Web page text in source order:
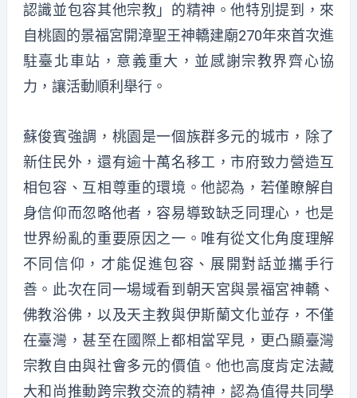
認識並包容其他宗教」的精神。他特別提到，來
自桃園的景福宮開漳聖王神轎建廟270年來首次進
駐臺北車站，意義重大，並感謝宗教界齊心協
力，讓活動順利舉行。
蘇俊賓強調，桃園是一個族群多元的城市，除了
新住民外，還有逾十萬名移工，市府致力營造互
相包容、互相尊重的環境。他認為，若僅瞭解自
身信仰而忽略他者，容易導致缺乏同理心，也是
世界紛亂的重要原因之一。唯有從文化角度理解
不同信仰，才能促進包容、展開對話並攜手行
善。此次在同一場域看到朝天宮與景福宮神轎、
佛教浴佛，以及天主教與伊斯蘭文化並存，不僅
在臺灣，甚至在國際上都相當罕見，更凸顯臺灣
宗教自由與社會多元的價值。他也高度肯定法藏
大和尚推動跨宗教交流的精神，認為值得共同學